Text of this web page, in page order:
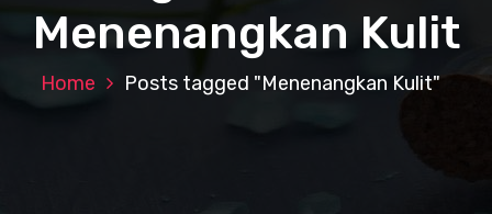
Menenangkan Kulit
Home Posts tagged "Menenangkan Kulit"